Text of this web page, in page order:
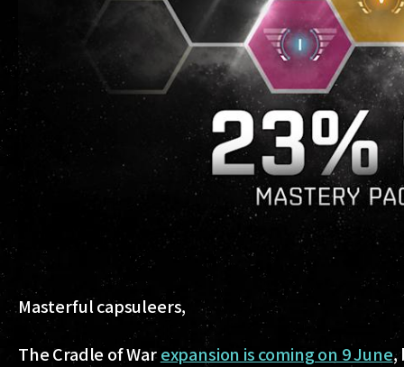
Masterful capsuleers,
The Cradle of Warexpansion is coming on 9 June,